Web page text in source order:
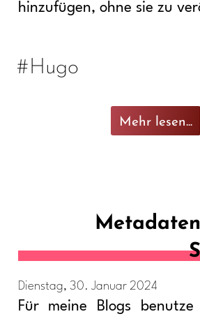
hinzufügen, ohne sie zu
Mehr lesen...
#Hugo
Dienstag, 30. Januar 2024
Für meine Blogs